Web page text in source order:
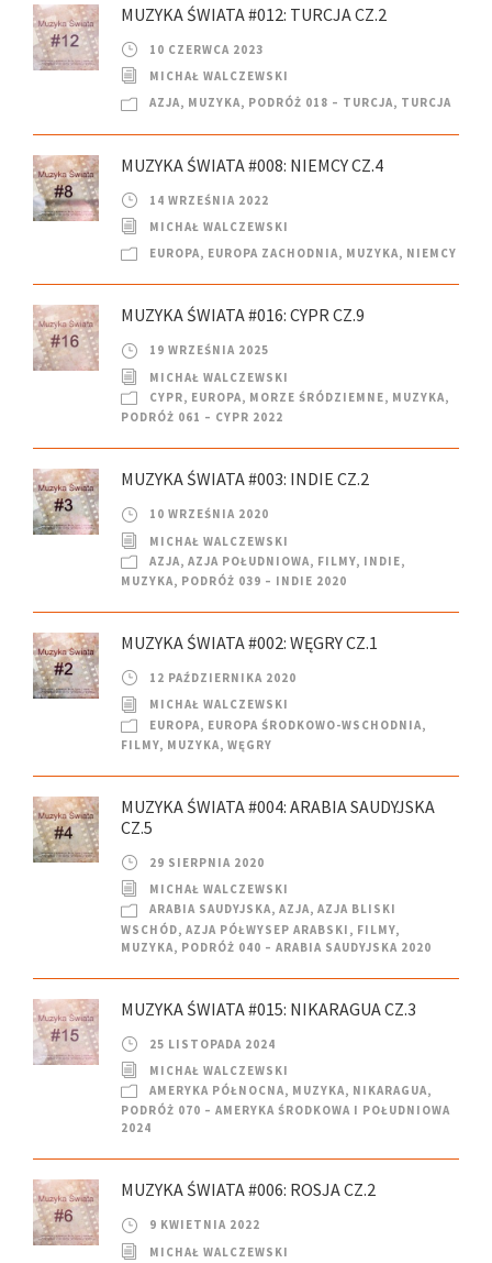
MUZYKA ŚWIATA #012: TURCJA CZ.2
10 CZERWCA 2023
MICHAŁ WALCZEWSKI
AZJA, MUZYKA, PODRÓŻ 018 – TURCJA, TURCJA
MUZYKA ŚWIATA #008: NIEMCY CZ.4
14 WRZEŚNIA 2022
MICHAŁ WALCZEWSKI
EUROPA, EUROPA ZACHODNIA, MUZYKA, NIEMCY
MUZYKA ŚWIATA #016: CYPR CZ.9
19 WRZEŚNIA 2025
MICHAŁ WALCZEWSKI
CYPR, EUROPA, MORZE ŚRÓDZIEMNE, MUZYKA,
PODRÓŻ 061 – CYPR 2022
MUZYKA ŚWIATA #003: INDIE CZ.2
10 WRZEŚNIA 2020
MICHAŁ WALCZEWSKI
AZJA, AZJA POŁUDNIOWA, FILMY, INDIE,
MUZYKA, PODRÓŻ 039 – INDIE 2020
MUZYKA ŚWIATA #002: WĘGRY CZ.1
12 PAŹDZIERNIKA 2020
MICHAŁ WALCZEWSKI
EUROPA, EUROPA ŚRODKOWO-WSCHODNIA,
FILMY, MUZYKA, WĘGRY
MUZYKA ŚWIATA #004: ARABIA SAUDYJSKA
CZ.5
29 SIERPNIA 2020
MICHAŁ WALCZEWSKI
ARABIA SAUDYJSKA, AZJA, AZJA BLISKI
WSCHÓD, AZJA PÓŁWYSEP ARABSKI , FILMY,
MUZYKA, PODRÓŻ 040 – ARABIA SAUDYJSKA 2020
MUZYKA ŚWIATA #015: NIKARAGUA CZ.3
25 LISTOPADA 2024
MICHAŁ WALCZEWSKI
AMERYKA PÓŁNOCNA, MUZYKA, NIKARAGUA,
PODRÓŻ 070 – AMERYKA ŚRODKOWA I POŁUDNIOWA
2024
MUZYKA ŚWIATA #006: ROSJA CZ.2
9 KWIETNIA 2022
MICHAŁ WALCZEWSKI